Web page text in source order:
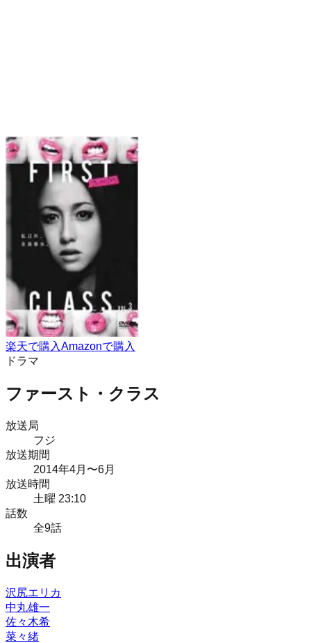
楽天で購入Amazonで購入
ドラマ
ファースト・クラス
放送局
フジ
放送期間
2014年4月 〜6月
放送時間
土曜 23:10
話数
全9話
出演者
沢尻エリカ
中丸雄一
佐々木希
菜々緒